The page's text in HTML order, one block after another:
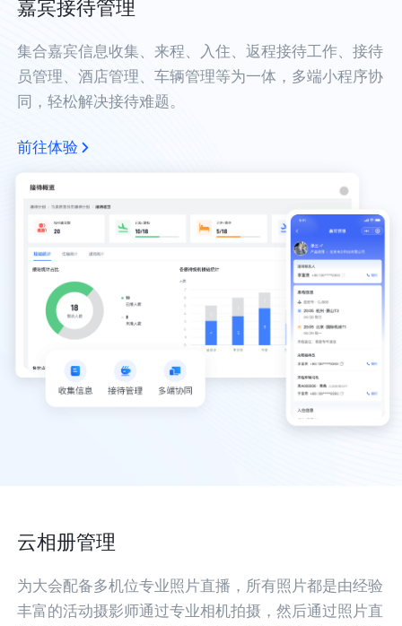
嘉宾接待管理
集合嘉宾信息收集、来程、入住、返程接待工作、接待
员管理、酒店管理、车辆管理等为一体，多端小程序协
同，轻松解决接待难题。
前往体验
云相册管理
为大会配备多机位专业照片直播，所有照片都是由经验
丰富的活动摄影师通过专业相机拍摄，然后通过照片直